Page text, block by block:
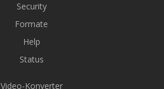
Security
Formate
Help
Status
Video-Konverter